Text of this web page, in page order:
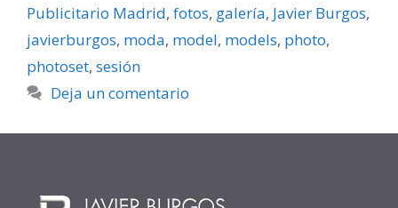
Publicitario Madrid, fotos, galerí­a, Javier Burgos,
javierburgos, moda, model, models, photo,
photoset, sesión
Deja un comentario